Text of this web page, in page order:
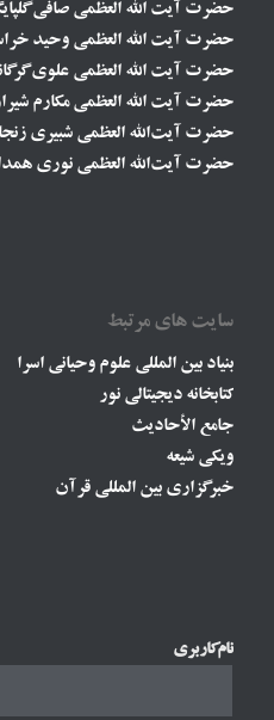
حضرت آیت الله العظمی صافی
حضرت آیت الله العظمی وحید
حضرت آیت الله العظمی علوی
حضرت آیت الله العظمی مکارم
حضرت آیت‌الله العظمی شبیری
حضرت آیت‌الله العظمی نوری
سایت های مرتبط
بنیاد بین المللی علوم وحیانی اسرا
کتابخانه دیجیتالی نور
جامع الأحادیث
ویکی شیعه
خبرگزاری بین المللی قرآن
نام‌کاربری